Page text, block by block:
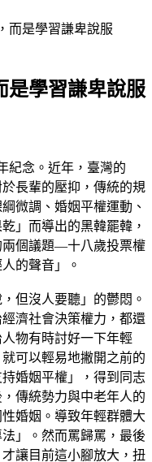
而是學習謙卑說服
是學習謙卑說服
紀念。近年，臺灣的
長輩的壓抑，傳統的規
微調、婚姻平權運動、
」而導出的黑韓罷韓，
兩個議題—十八歲投票權
的聲音」。
但沒人要聽」的鬱悶。
濟社會決策權力，都還
物有時討好一下年輕
可以輕易地撇開之前的
婚姻平權」，得到同志
傳統勢力與中老年人的
婚姻。導致年輕群體大
」。然而罵歸罵，最後
讓目前這小腳放大，扭